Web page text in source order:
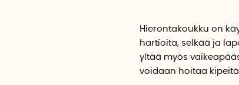
Hierontakoukku on
hartioita, selkää ja
yltää myös
voidaan hoitaa